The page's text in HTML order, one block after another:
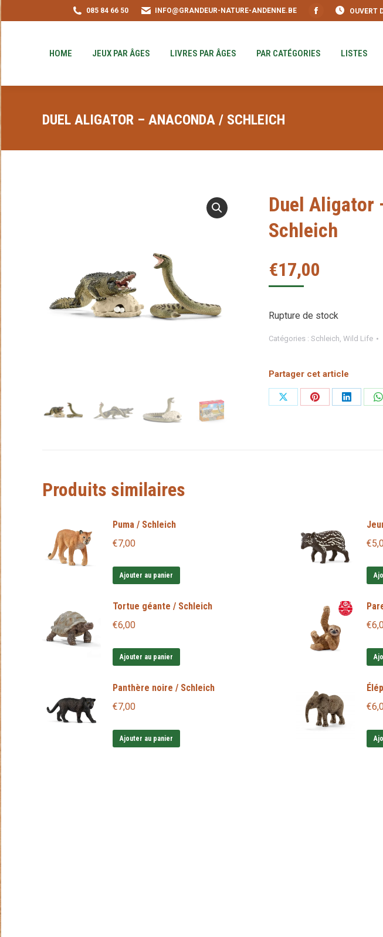
085 84 66 50 INFO@GRANDEUR-NATURE-ANDENNE.BE
Facebook
opens
OUVERT
HOME JEUX PAR ÂGES LIVRES PAR ÂGES PAR CATÉGORIES LISTES
DUEL ALIGATOR – ANACONDA / SCHLEICH
Duel Aligator
Schleich
€17,00
Rupture de stock
Catégories : Schleich, Wild Life
Partager cet article
PartagerPartagerPartager
Produits similaires
Puma / Schleich
€7,00
Ajouter au panier
€
Tortue géante / Schleich
€6,00
Ajouter au panier
€
Panthère noire / Schleich
€7,00
Ajouter au panier
€
HOME JEUX PAR ÂGES LIVRES PAR ÂGES PAR CATÉGORIES
PUZZLE-ACHAT